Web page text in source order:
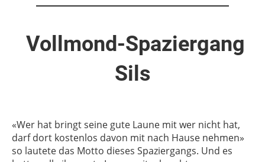
Vollmond-Spaziergang
Sils
«Wer hat bringt seine gute Laune mit wer nicht hat,
darf dort kostenlos davon mit nach Hause nehmen»
so lautete das Motto dieses Spaziergangs. Und es